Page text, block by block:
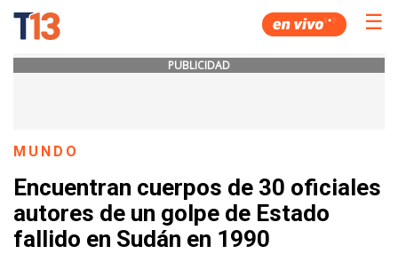
☰
PUBLICIDAD
MUNDO
Encuentran cuerpos de 30 oficiales
autores de un golpe de Estado
fallido en Sudán en 1990